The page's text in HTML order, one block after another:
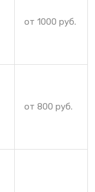
от 1000 руб.
от 800 руб.